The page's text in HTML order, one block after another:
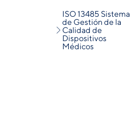
ISO 13485 Sistema
de Gestión de la
Calidad de
Dispositivos
Médicos